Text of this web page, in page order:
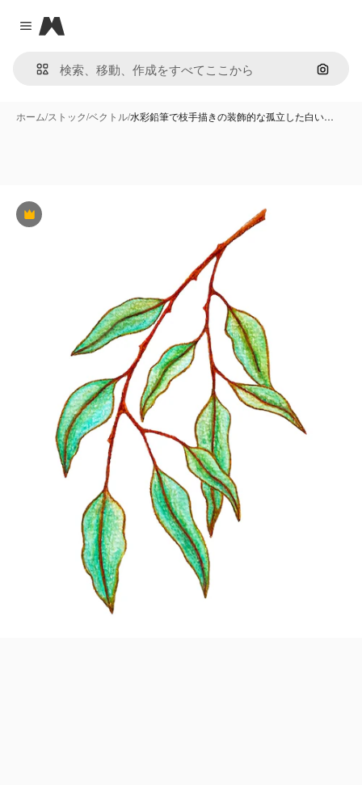
Close menu
Magnific
画像で
ホーム/ストック/ベクトル/水彩鉛筆で枝手描きの装飾的な孤立した白い…
Premium